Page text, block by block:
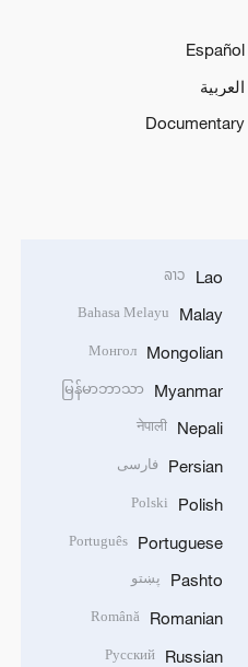
Español
العربية
Documentary
Lao
ລາວ
Malay
Bahasa Melayu
Mongolian
Монгол
Myanmar
မြန်မာဘာသာ
Nepali
नेपाली
Persian فارسی
Polish
Polski
Portuguese
Português
Pashto پښتو
Romanian
Română
Russian
Русский